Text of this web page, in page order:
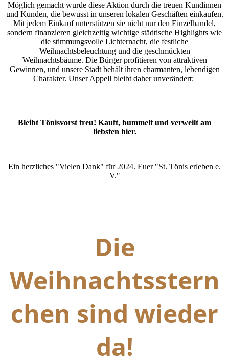
Möglich gemacht wurde diese Aktion durch die treuen Kundinnen
und Kunden, die bewusst in unseren lokalen Geschäften einkaufen.
Mit jedem Einkauf unterstützen sie nicht nur den Einzelhandel,
sondern finanzieren gleichzeitig wichtige städtische Highlights wie
die stimmungsvolle Lichternacht, die festliche
Weihnachtsbeleuchtung und die geschmückten
Weihnachtsbäume. Die Bürger profitieren von attraktiven
Gewinnen, und unsere Stadt behält ihren charmanten, lebendigen
Charakter. Unser Appell bleibt daher unverändert:
Bleibt Tönisvorst treu! Kauft, bummelt und verweilt am
liebsten hier.
Ein herzliches "Vielen Dank" für 2024. Euer "St. Tönis erleben e.
V."
Die
Weihnachtsstern
chen sind wieder
da!